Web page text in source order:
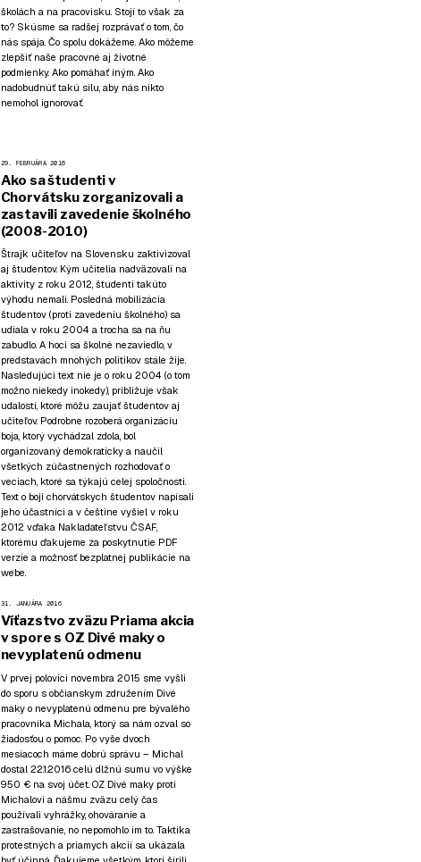
školách a na pracovisku. Stojí to však za
to? Skúsme sa radšej rozprávať o tom, čo
nás spája. Čo spolu dokážeme. Ako môžeme
zlepšiť naše pracovné aj životné
podmienky. Ako pomáhať iným. Ako
nadobudnúť takú silu, aby nás nikto
nemohol ignorovať.
29. FEBRUÁRA 2016
Ako sa študenti v
Chorvátsku zorganizovali a
zastavili zavedenie školného
(2008-2010)
Štrajk učiteľov na Slovensku zaktivizoval
aj študentov. Kým učitelia nadväzovali na
aktivity z roku 2012, študenti takúto
výhodu nemali. Posledná mobilizácia
študentov (proti zavedeniu školného) sa
udiala v roku 2004 a trocha sa na ňu
zabudlo. A hoci sa školné nezaviedlo, v
predstavách mnohých politikov stále žije.
Nasledujúci text nie je o roku 2004 (o tom
možno niekedy inokedy), približuje však
udalosti, ktoré môžu zaujať študentov aj
učiteľov. Podrobne rozoberá organizáciu
boja, ktorý vychádzal zdola, bol
organizovaný demokraticky a naučil
všetkých zúčastnených rozhodovať o
veciach, ktoré sa týkajú celej spoločnosti.
Text o boji chorvátskych študentov napísali
jeho účastníci a v češtine vyšiel v roku
2012 vďaka Nakladateľstvu ČSAF,
ktorému ďakujeme za poskytnutie PDF
verzie a možnosť bezplatnej publikácie na
webe.
31. JANUÁRA 2016
Víťazstvo zväzu Priama akcia
v spore s OZ Divé maky o
nevyplatenú odmenu
V prvej polovici novembra 2015 sme vyšli
do sporu s občianskym združením Divé
maky o nevyplatenú odmenu pre bývalého
pracovníka Michala, ktorý sa nám ozval so
žiadosťou o pomoc. Po vyše dvoch
mesiacoch máme dobrú správu – Michal
dostal 22.1.2016 celú dlžnú sumu vo výške
950 € na svoj účet. OZ Divé maky proti
Michalovi a nášmu zväzu celý čas
používali vyhrážky, ohováranie a
zastrašovanie, no nepomohlo im to. Taktika
protestných a priamych akcií sa ukázala